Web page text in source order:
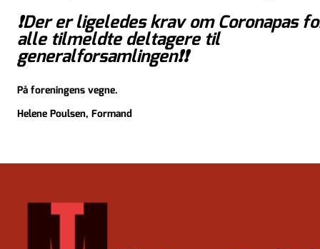
❗️Der er ligeledes krav om Coronapas
alle tilmeldte deltagere til
generalforsamlingen❗️❗️
På foreningens vegne.
Helene Poulsen, Formand